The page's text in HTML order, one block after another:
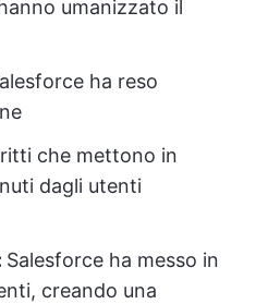
umanizzato il
ha reso
che mettono in
dagli utenti
Salesforce ha messo in
creando una